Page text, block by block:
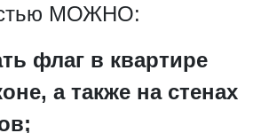
МОЖНО:
флаг в квартире
а также на стенах